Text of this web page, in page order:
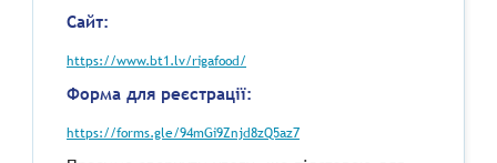
Сайт:
https://www.bt1.lv/rigafood/
Форма для реєстрації:
https://forms.gle/94mGi9Znjd8zQ5az7